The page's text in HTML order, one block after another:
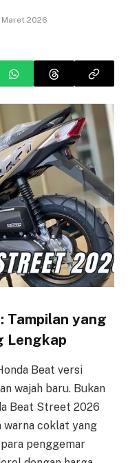
Maret 2026
Tampilan yang
Lengkap
Beat versi
wajah baru. Bukan
Beat Street 2026
warna coklat yang
penggemar